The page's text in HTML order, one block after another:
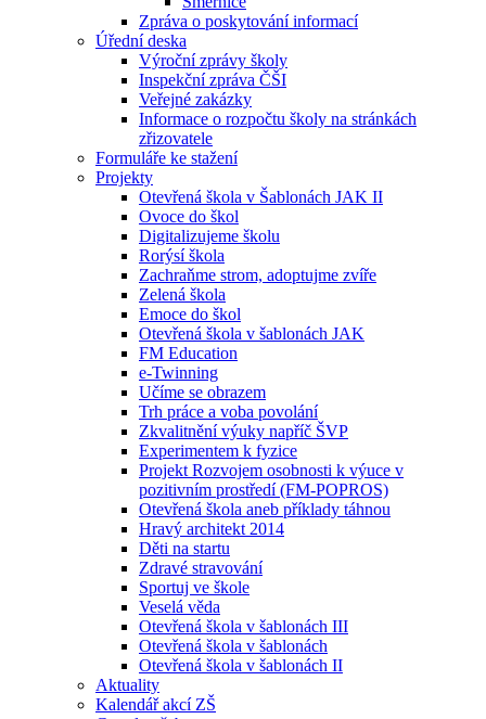
Zpráva o poskytování informací
Úřední deska
Výroční zprávy školy
Inspekční zpráva ČŠI
Veřejné zakázky
Informace o rozpočtu školy na stránkách
zřizovatele
Formuláře ke stažení
Projekty
Otevřená škola v Šablonách JAK II
Ovoce do škol
Digitalizujeme školu
Rorýsí škola
Zachraňme strom, adoptujme zvíře
Zelená škola
Emoce do škol
Otevřená škola v šablonách JAK
FM Education
e-Twinning
Učíme se obrazem
Trh práce a voba povolání
Zkvalitnění výuky napříč ŠVP
Experimentem k fyzice
Projekt Rozvojem osobnosti k výuce v
pozitivním prostředí (FM-POPROS)
Otevřená škola aneb příklady táhnou
Hravý architekt 2014
Děti na startu
Zdravé stravování
Sportuj ve škole
Veselá věda
Otevřená škola v šablonách III
Otevřená škola v šablonách
Otevřená škola v šablonách II
Aktuality
Kalendář akcí ZŠ